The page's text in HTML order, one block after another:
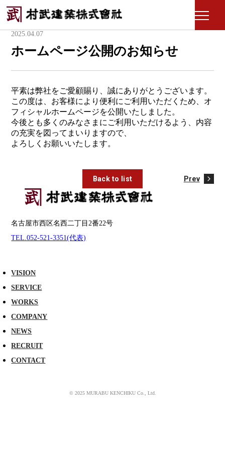
ー
開
2025.04.07
ホームページ公開のお知らせ
平素は弊社をご愛顧賜り、誠にありがとうございます。
この度は、お客様により便利にご利用いただくため、オ
フィシャルホームページを公開いたしました。
今後とも多くのみなさまにご利用いただけるよう、内容
の充実を図ってまいりますので、
よろしくお願いいたします。
Back to list Prev
名古屋市西区名西二丁目2番22号
TEL.052-521-3351(代表)
VISION
SERVICE
WORKS
COMPANY
NEWS
RECRUIT
CONTACT
© 2025 MURABU KENCHIKU Co., Ltd.